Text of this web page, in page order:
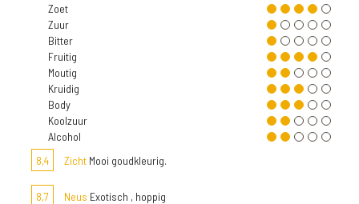
Zoet
Zuur
Bitter
Fruitig
Moutig
Kruidig
Body
Koolzuur
Alcohol
8,4
Zicht Mooi goudkleurig.
8,7 Neus Exotisch , hoppig